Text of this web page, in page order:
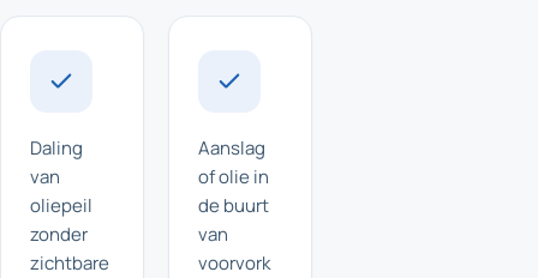
Daling
van
oliepeil
zonder
zichtbare
Aanslag
of olie in
de buurt
van
voorvork